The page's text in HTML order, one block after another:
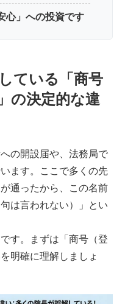
心」への投資です
ている「商号
の決定的な違
の開設届や、法務局で
ます。ここで多くの先
通ったから、この名前
は言われない）」とい
す。まずは「商号（登
明確に理解しましょ